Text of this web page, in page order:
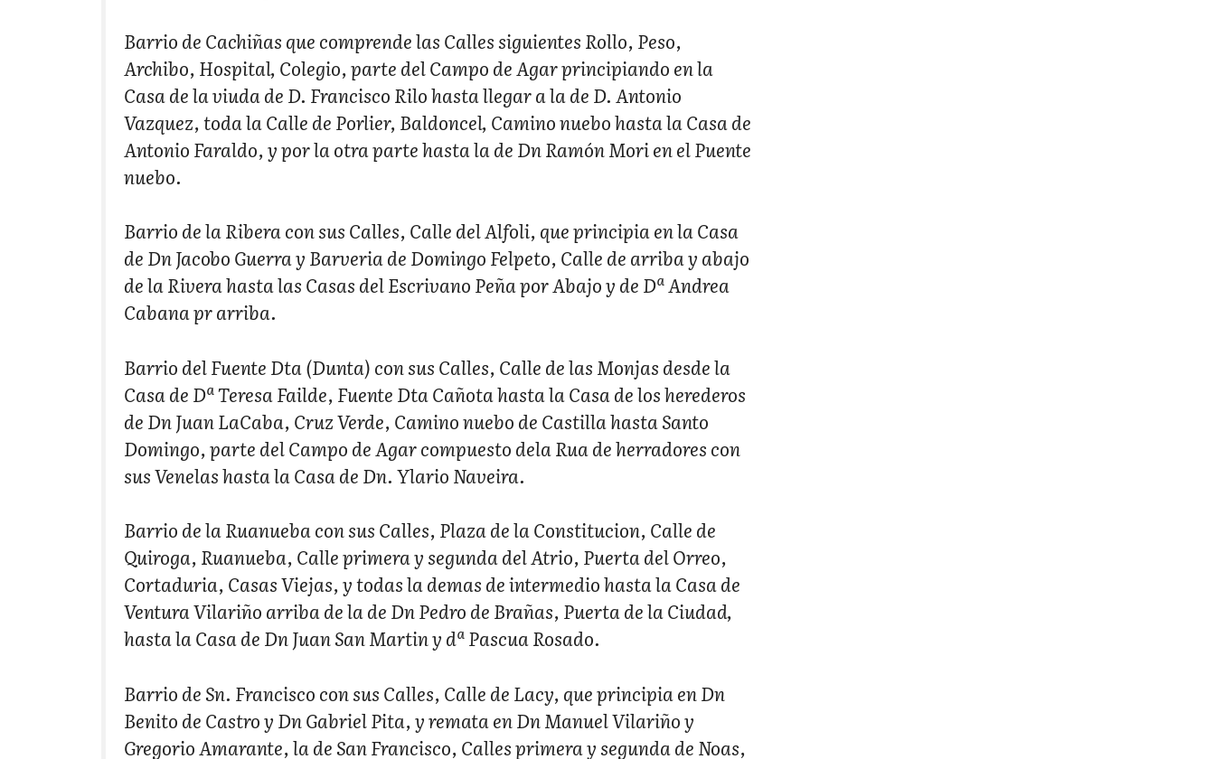
Barrio de Cachiñas que comprende las Calles siguientes Rollo, Peso,
Archibo, Hospital, Colegio, parte del Campo de Agar principiando en la
Casa de la viuda de D. Francisco Rilo hasta llegar a la de D. Antonio
Vazquez, toda la Calle de Porlier, Baldoncel, Camino nuebo hasta la Casa de
Antonio Faraldo, y por la otra parte hasta la de Dn Ramón Mori en el Puente
nuebo.
Barrio de la Ribera con sus Calles, Calle del Alfoli, que principia en la Casa
de Dn Jacobo Guerra y Barveria de Domingo Felpeto, Calle de arriba y abajo
de la Rivera hasta las Casas del Escrivano Peña por Abajo y de Dª Andrea
Cabana pr arriba.
Barrio del Fuente Dta (Dunta) con sus Calles, Calle de las Monjas desde la
Casa de Dª Teresa Failde, Fuente Dta Cañota hasta la Casa de los herederos
de Dn Juan LaCaba, Cruz Verde, Camino nuebo de Castilla hasta Santo
Domingo, parte del Campo de Agar compuesto dela Rua de herradores con
sus Venelas hasta la Casa de Dn. Ylario Naveira.
Barrio de la Ruanueba con sus Calles, Plaza de la Constitucion, Calle de
Quiroga, Ruanueba, Calle primera y segunda del Atrio, Puerta del Orreo,
Cortaduria, Casas Viejas, y todas la demas de intermedio hasta la Casa de
Ventura Vilariño arriba de la de Dn Pedro de Brañas, Puerta de la Ciudad,
hasta la Casa de Dn Juan San Martin y dª Pascua Rosado.
Barrio de Sn. Francisco con sus Calles, Calle de Lacy, que principia en Dn
Benito de Castro y Dn Gabriel Pita, y remata en Dn Manuel Vilariño y
Gregorio Amarante, la de San Francisco, Calles primera y segunda de Noas,